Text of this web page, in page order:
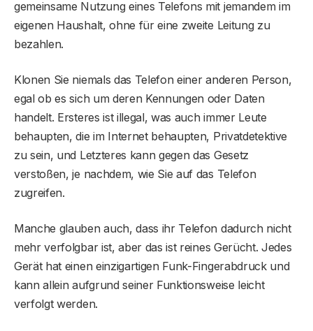
gemeinsame Nutzung eines Telefons mit jemandem im
eigenen Haushalt, ohne für eine zweite Leitung zu
bezahlen.
Klonen Sie niemals das Telefon einer anderen Person,
egal ob es sich um deren Kennungen oder Daten
handelt. Ersteres ist illegal, was auch immer Leute
behaupten, die im Internet behaupten, Privatdetektive
zu sein, und Letzteres kann gegen das Gesetz
verstoßen, je nachdem, wie Sie auf das Telefon
zugreifen.
Manche glauben auch, dass ihr Telefon dadurch nicht
mehr verfolgbar ist, aber das ist reines Gerücht. Jedes
Gerät hat einen einzigartigen Funk-Fingerabdruck und
kann allein aufgrund seiner Funktionsweise leicht
verfolgt werden.